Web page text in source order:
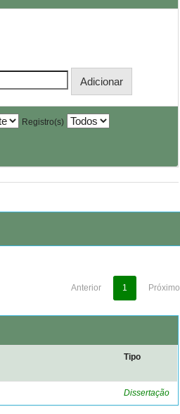
Registro(s)
Anterior 1 Próximo
Tipo
Dissertação